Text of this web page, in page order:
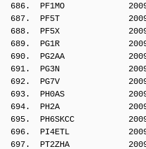
686.  PF1MO
687.  PF5T
688.  PF5X
689.  PG1R
690.  PG2AA
691.  PG3N
692.  PG7V
693.  PH0AS
694.  PH2A
695.  PH6SKCC
696.  PI4ETL
697.  PT2ZHA